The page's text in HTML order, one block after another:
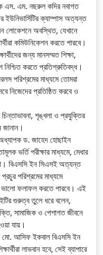
এস. এম. নছরুল কদির নবাগত
ইউনিভার্সিটির ক্যাম্পাস অত্যন্ত
লোকেশনে অবস্থিত, যেখানে
কমিউনিকেশন করতে পারবে।
জন্য মানসম্মত শিক্ষা,
নিশ্চিত করতে প্রতিশ্রুতিবদ্ধ।
পরিশ্রমের মাধ্যমে তোমরা
নিজেদের প্রতিষ্ঠিত করবে ও
চিন্তাভাবনা, শৃঙ্খলা ও প্রযুক্তির
অধ্যাপক ড. জাহেদ হোছাইন
ভর্তি পরীক্ষার মাধ্যমে, মেধার
বিএসসি ইন সিএসই অত্যন্ত
পরিশ্রমের মাধ্যমে
ভালো ফলাফল করতে পারবে। এই
গুরুত্ব তুলে ধরে বলেন,
সামাজিক ও পেশাগত জীবনে
যায়।
মো. আসিফ ইকবাল বিএসসি ইন
লাভবান হবে, সেই ব্যাপারে